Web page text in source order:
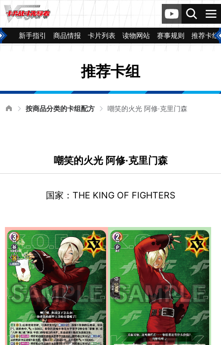
新手指引 商品情报 卡片列表 读物网站 赛事规则 推荐卡组
推荐卡组
按商品分类的卡组配方 嘲笑的火光 阿修·克里门森
嘲笑的火光 阿修·克里门森
国家：THE KING OF FIGHTERS